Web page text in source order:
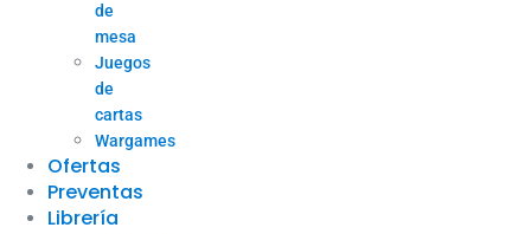
de
mesa
Juegos
de
cartas
Wargames
Ofertas
Preventas
Librería